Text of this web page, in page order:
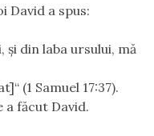
David a spus:
şi din laba ursului, mă
(1 Samuel 17:37).
a făcut David.